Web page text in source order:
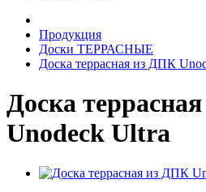
Продукция
Доски ТЕРРАСНЫЕ
Доска террасная из ДПК
Доска
Unodeck Ultra